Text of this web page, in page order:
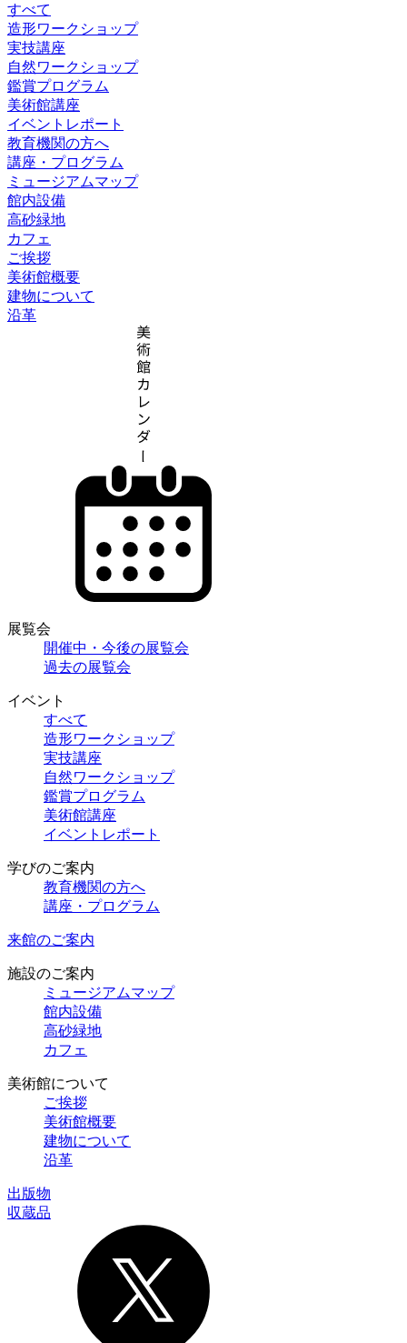
すべて
造形ワークショップ
実技講座
自然ワークショップ
鑑賞プログラム
美術館講座
イベントレポート
教育機関の方へ
講座・プログラム
ミュージアムマップ
館内設備
高砂緑地
カフェ
ご挨拶
美術館概要
建物について
沿革
展覧会
開催中・今後の展覧会
過去の展覧会
イベント
すべて
造形ワークショップ
実技講座
自然ワークショップ
鑑賞プログラム
美術館講座
イベントレポート
学びのご案内
教育機関の方へ
講座・プログラム
来館のご案内
施設のご案内
ミュージアムマップ
館内設備
高砂緑地
カフェ
美術館について
ご挨拶
美術館概要
建物について
沿革
出版物
収蔵品